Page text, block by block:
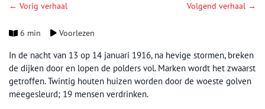
← Vorig verhaal Volgend verhaal →
6 min Voorlezen
In de nacht van 13 op 14 januari 1916, na hevige stormen, breken
de dijken door en lopen de polders vol. Marken wordt het zwaarst
getroffen. Twintig houten huizen worden door de woeste golven
meegesleurd; 19 mensen verdrinken.